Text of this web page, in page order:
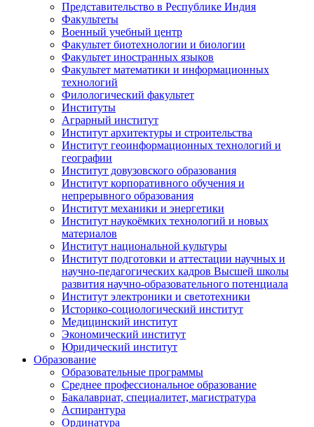
Представительство в Республике Индия
Факультеты
Военный учебный центр
Факультет биотехнологии и биологии
Факультет иностранных языков
Факультет математики и информационных
технологий
Филологический факультет
Институты
Аграрный институт
Институт архитектуры и строительства
Институт геоинформационных технологий и
географии
Институт довузовского образования
Институт корпоративного обучения и
непрерывного образования
Институт механики и энергетики
Институт наукоёмких технологий и новых
материалов
Институт национальной культуры
Институт подготовки и аттестации научных и
научно-педагогических кадров Высшей школы
развития научно-образовательного потенциала
Институт электроники и светотехники
Историко-социологический институт
Медицинский институт
Экономический институт
Юридический институт
Образование
Образовательные программы
Среднее профессиональное образование
Бакалавриат, специалитет, магистратура
Аспирантура
Ординатура